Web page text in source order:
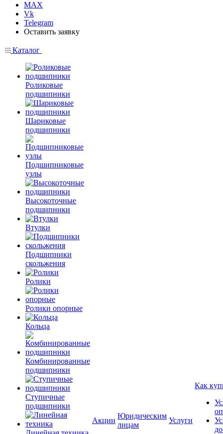
MAX
Vk
Telegram
Оставить заявку
Каталог
Роликовые
подшипники
Шариковые
подшипники
Подшипниковые
узлы
Высокоточные
подшипники
Втулки
Подшипники
скольжения
Ролики
Ролики опорные
Кольца
Комбинированные
подшипники
Ступичные
подшипники
Акции
Юридическим
лицам
Услуги
Как